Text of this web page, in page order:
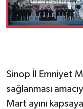
Sinop İl Emniyet
sağlanması
Mart ayını